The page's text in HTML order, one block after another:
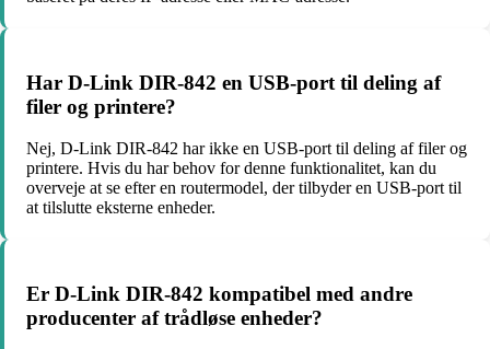
Har D-Link DIR-842 en USB-port til deling af
filer og printere?
Nej, D-Link DIR-842 har ikke en USB-port til deling af filer og
printere. Hvis du har behov for denne funktionalitet, kan du
overveje at se efter en routermodel, der tilbyder en USB-port til
at tilslutte eksterne enheder.
Er D-Link DIR-842 kompatibel med andre
producenter af trådløse enheder?